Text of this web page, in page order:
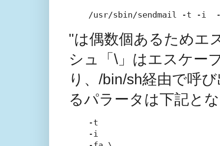
/usr/sbin/sendmail -t -i  -
"は偶数個あるためエ
シュ「\」はエスケー
り、/bin/sh経由で呼
るパラータは下記と
-t
-i